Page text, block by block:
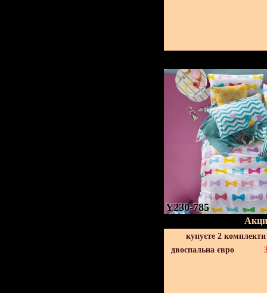
Y230-785
купуєте 2
двоспальна євро